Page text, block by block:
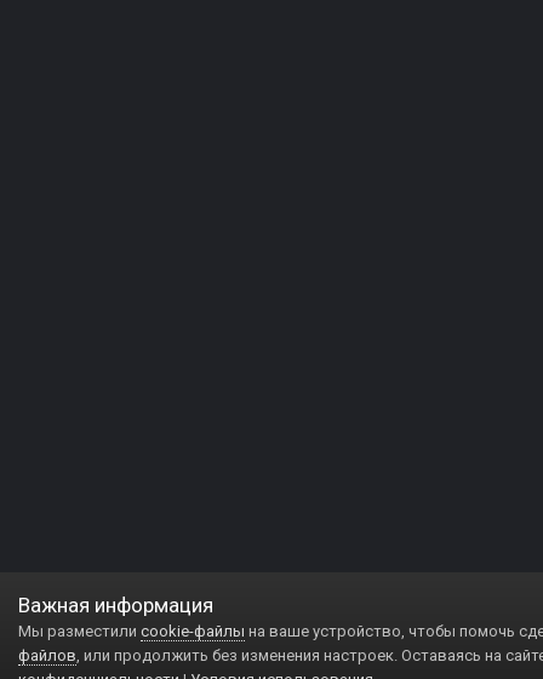
Важная информация
Мы разместили cookie-файлы на ваше устройство, чтобы помочь
файлов, или продолжить без изменения настроек. Оставаясь на